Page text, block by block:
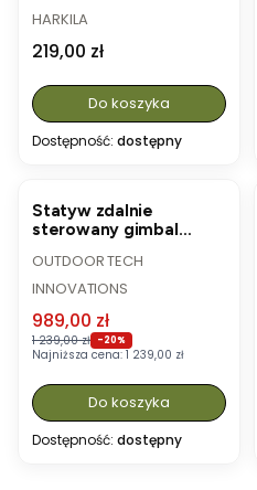
MSP®Forest Camo
PRODUCENT
HARKILA
Cena
219,00 zł
Do koszyka
Dostępność: dostępny
Statyw zdalnie
sterowany gimbal
Pro 365 do kamery
termowizyjnej
PRODUCENT
OUTDOOR TECH
INNOVATIONS
Cena promocyjna
989,00 zł
1 239,00 zł -20%
Najniższa cena: 1 239,00 zł
Do koszyka
Dostępność: dostępny